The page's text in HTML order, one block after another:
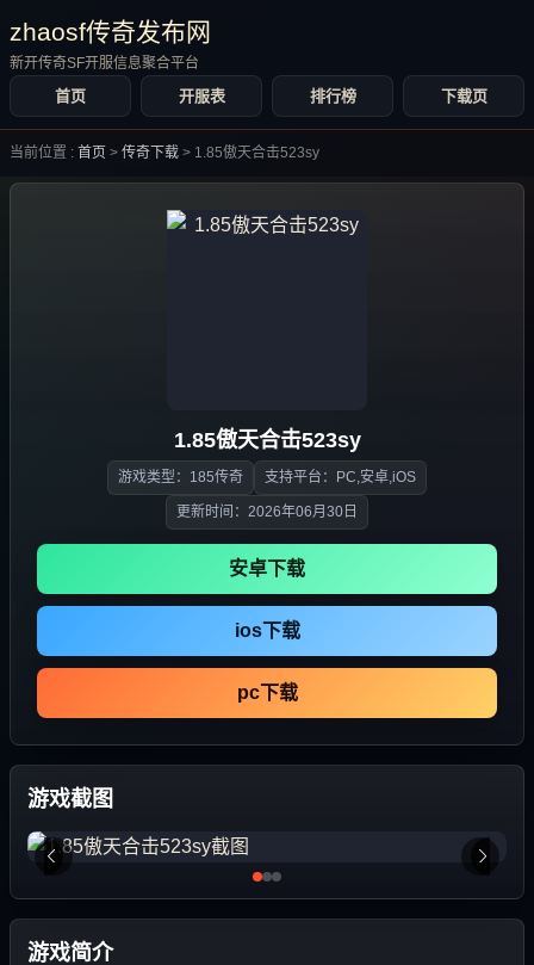
zhaosf传奇发布网
新开传奇SF开服信息聚合平台
首页 开服表 排行榜 下载页
当前位置 : 首页 > 传奇下载 > 1.85傲天合击523sy
1.85傲天合击523sy
游戏类型：185传奇 支持平台：PC,安卓,iOS
更新时间：2026年06月30日
安卓下载
ios下载
pc下载
游戏截图
游戏简介